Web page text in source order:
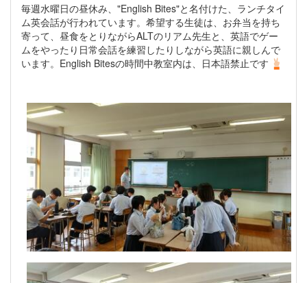
毎週水曜日の昼休み、"English Bites"と名付けた、ランチタイ
ム英会話が行われています。希望する生徒は、お弁当を持ち
寄って、昼食をとりながらALTのリアム先生と、英語でゲー
ムをやったり日常会話を練習したりしながら英語に親しんで
います。English Bitesの時間中教室内は、日本語禁止です